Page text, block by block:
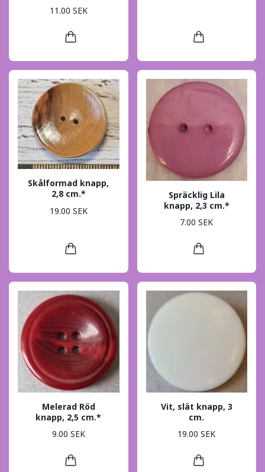
11.00 SEK
Skålformad knapp,
2,8 cm.*
19.00 SEK
Spräcklig Lila
knapp, 2,3 cm.*
7.00 SEK
Melerad Röd
knapp, 2,5 cm.*
9.00 SEK
Vit, slät knapp, 3
cm.
19.00 SEK